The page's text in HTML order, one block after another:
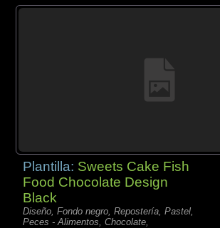
Plantilla: Sweets Cake Fish
Food Chocolate Design
Black
Diseño, Fondo negro, Repostería, Pastel,
Peces - Alimentos, Chocolate,